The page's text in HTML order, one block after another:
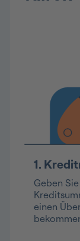
1.
Geben
einen